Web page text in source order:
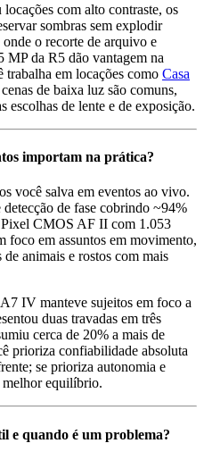
com alto contraste, os
sombras sem explodir
o recorte de arquivo e
MP da R5 dão vantagem na
em locações como Casa
de baixa luz são comuns,
escolhas de lente e de exposição.
importam na prática?
você salva em eventos ao vivo.
de fase cobrindo ~94%
CMOS AF II com 1.053
foco em assuntos em movimento,
animais e rostos com mais
IV manteve sujeitos em foco a
duas travadas em três
cerca de 20% a mais de
prioriza confiabilidade absoluta
se prioriza autonomia e
equilíbrio.
e quando é um problema?